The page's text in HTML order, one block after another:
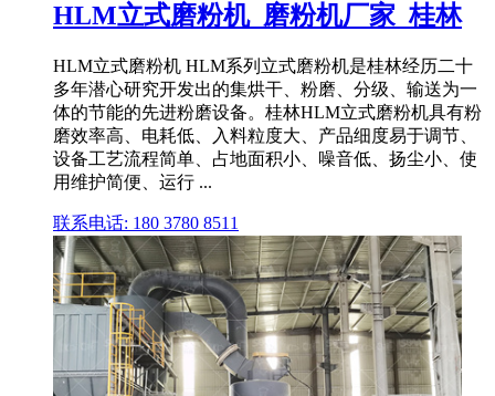
HLM立式磨粉机_磨粉机厂家_桂林
HLM立式磨粉机 HLM系列立式磨粉机是桂林经历二十
多年潜心研究开发出的集烘干、粉磨、分级、输送为一
体的节能的先进粉磨设备。桂林HLM立式磨粉机具有粉
磨效率高、电耗低、入料粒度大、产品细度易于调节、
设备工艺流程简单、占地面积小、噪音低、扬尘小、使
用维护简便、运行 ...
联系电话: 180 3780 8511